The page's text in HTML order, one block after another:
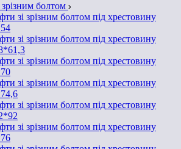
болтом
зі зрізним болтом під хрестовину
зі зрізним болтом під хрестовину
зі зрізним болтом під хрестовину
зі зрізним болтом під хрестовину
зі зрізним болтом під хрестовину
зі зрізним болтом під хрестовину